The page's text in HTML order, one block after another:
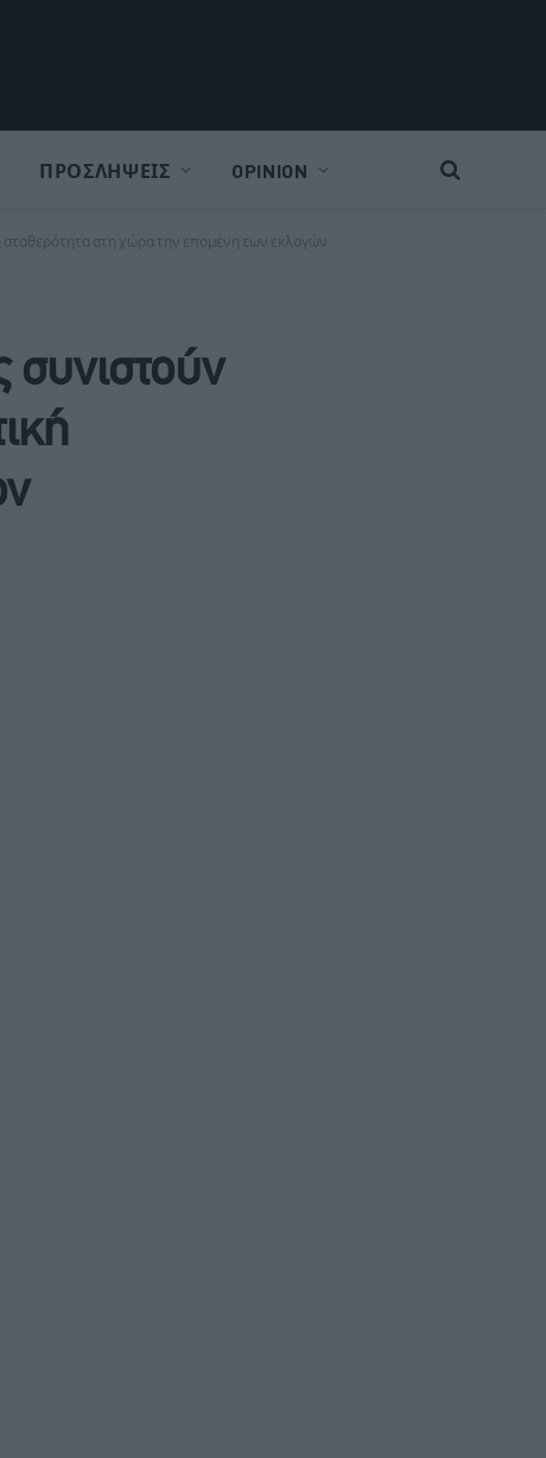
ΠΡΟΣΛΗΨΕΙΣ OPINION
σταθερότητα στη χώρα την επομένη των εκλογών
συνιστούν